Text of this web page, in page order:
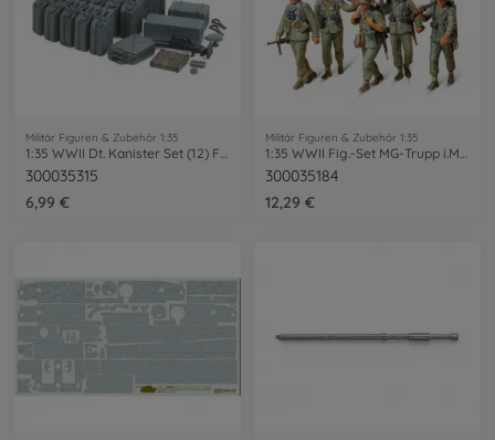
Militär Figuren & Zubehör 1:35
1:35 WWII Dt. Kanister Set (12) Früh.
300035315
6,99 €
Militär Figuren & Zubehör 1:35
1:35 WWII Fig.-Set MG-Trupp i.Manöver(5)
300035184
12,29 €